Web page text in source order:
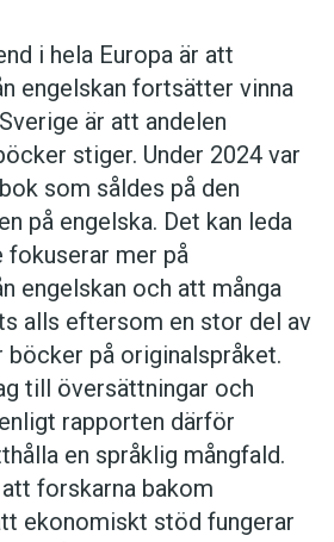
i hela Europa är att
engelskan fortsätter vinna
är att andelen
stiger. Under 2024 var
som såldes på den
på engelska. Det kan leda
mer på
engelskan och att många
alls eftersom en stor del av
böcker på originalspråket.
till översättningar och
rapporten därför
en språklig mångfald.
forskarna bakom
ekonomiskt stöd fungerar